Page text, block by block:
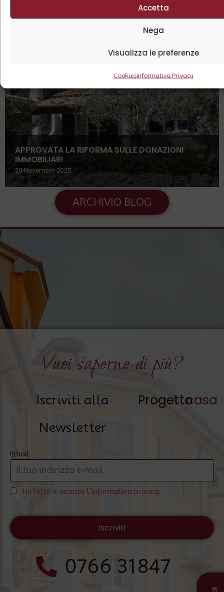
Accetta
Nega
Visualizza le preferenze
CookiesInformativa Privacy
ESISTE UN DIVIETO DI VENDITA DAL 2030 PER GLI
APPROVATA LA RIFORMA SULLE DONAZIONI
IMMOBILIARI
29 Novembre 2025
ARCHIVIO BLOG
Vuoi saperne di più?
Iscriviti alla
Newsletter
Progettocasa
Email
Ho letto e accetto l'informativa privacy
0766 31847